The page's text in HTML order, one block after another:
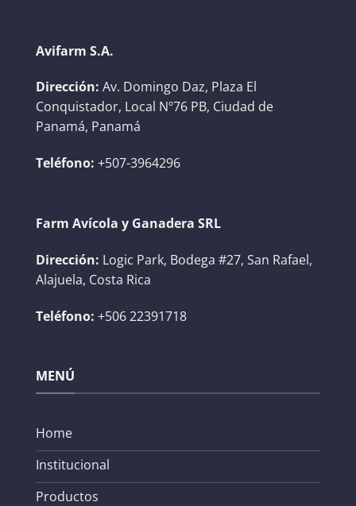
Avifarm S.A.
Dirección: Av. Domingo Daz, Plaza El
Conquistador, Local Nº76 PB, Ciudad de
Panamá, Panamá
Teléfono: +507-3964296
Farm Avícola y Ganadera SRL
Dirección: Logic Park, Bodega #27, San Rafael,
Alajuela, Costa Rica
Teléfono: +506 22391718
MENÚ
Home
Institucional
Productos